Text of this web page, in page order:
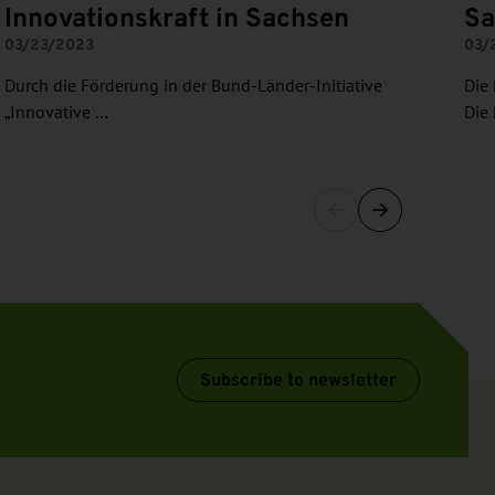
Innovationskraft in Sachsen
03/23/2023
Durch die Förderung in der Bund-Länder-Initiative
„Innovative …
03/
Die
Die
Subscribe to newsletter